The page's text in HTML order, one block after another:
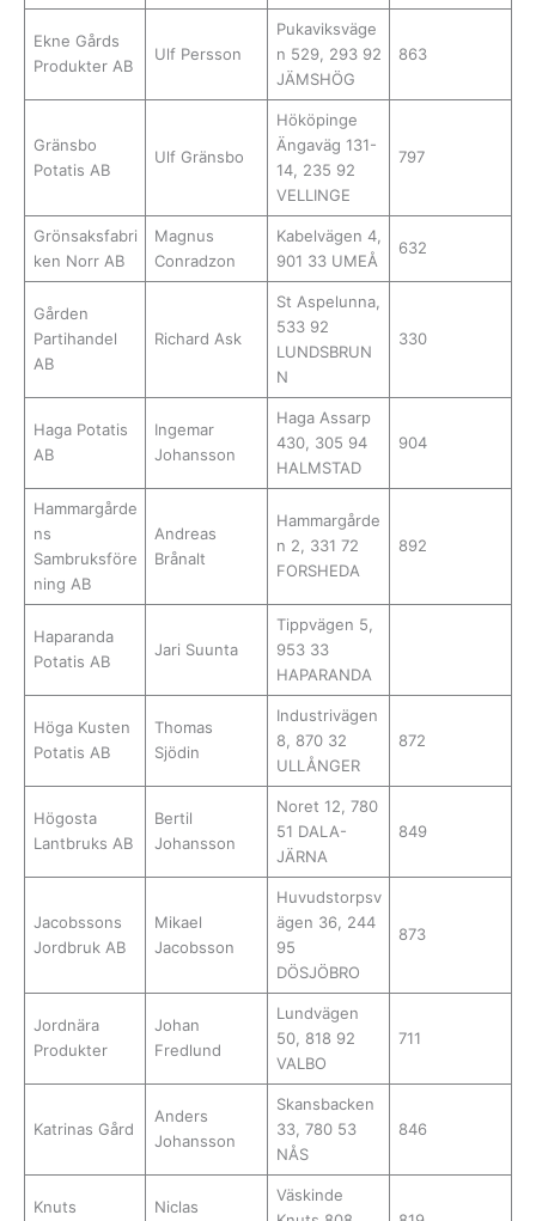
Ekne Gårds
Produkter AB
Ulf Persson
Pukaviksväge
n 529, 293 92
JÄMSHÖG
863
Gränsbo
Potatis AB
Ulf Gränsbo
Hököpinge
Ängaväg 131-
14, 235 92
VELLINGE
797
Grönsaksfabri
ken Norr AB
Magnus
Conradzon
Kabelvägen 4,
901 33 UMEÅ
632
Gården
Partihandel
AB
Richard Ask
St Aspelunna,
533 92
LUNDSBRUN
N
330
Haga Potatis
AB
Ingemar
Johansson
Haga Assarp
430, 305 94
HALMSTAD
904
Hammargårde
ns
Sambruksföre
ning AB
Andreas
Brånalt
Hammargårde
n 2, 331 72
FORSHEDA
892
Haparanda
Potatis AB
Jari Suunta
Tippvägen 5,
953 33
HAPARANDA
Höga Kusten
Potatis AB
Thomas
Sjödin
Industrivägen
8, 870 32
ULLÅNGER
872
Högosta
Lantbruks AB
Bertil
Johansson
Noret 12, 780
51 DALA-
JÄRNA
849
Jacobssons
Jordbruk AB
Mikael
Jacobsson
Huvudstorpsv
ägen 36, 244
95
DÖSJÖBRO
873
Jordnära
Produkter
Johan
Fredlund
Lundvägen
50, 818 92
VALBO
711
Katrinas Gård
Anders
Johansson
Skansbacken
33, 780 53
NÅS
846
Knuts Niclas
Väskinde